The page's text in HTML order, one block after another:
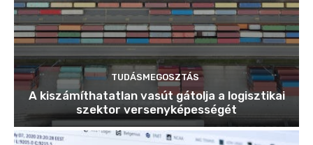
TUDÁSMEGOSZTÁS
A kiszámíthatatlan vasút gátolja a logisztikai
szektor versenyképességét